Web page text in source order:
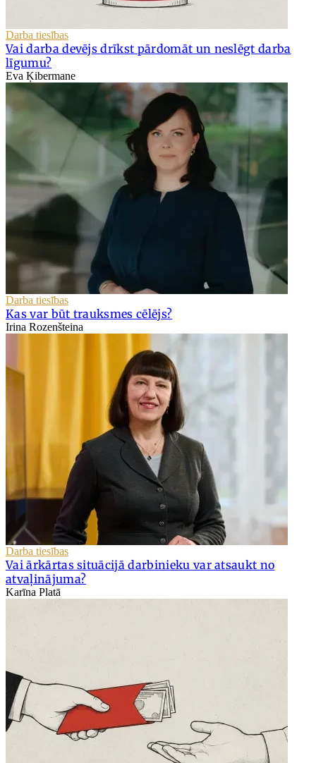
Darba tiesības
Vai darba devējs drīkst pārdomāt un neslēgt darba
līgumu?
Eva Ķibermane
Darba tiesības
Kas var būt trauksmes cēlējs?
Irina Rozenšteina
Darba tiesības
Vai ārkārtas situācijā darbinieku var atsaukt no
atvaļinājuma?
Karīna Platā